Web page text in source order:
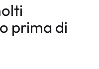
prima di